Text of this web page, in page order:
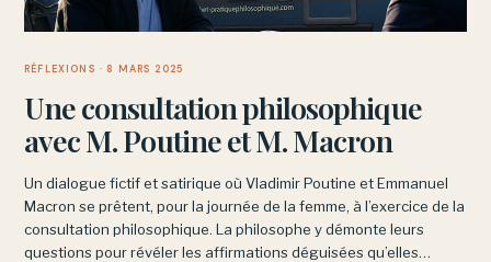
RÉFLEXIONS · 8 MARS 2025
Une consultation philosophique
avec M. Poutine et M. Macron
Un dialogue fictif et satirique où Vladimir Poutine et Emmanuel
Macron se prêtent, pour la journée de la femme, à l’exercice de la
consultation philosophique. La philosophe y démonte leurs
questions pour révéler les affirmations déguisées qu’elles